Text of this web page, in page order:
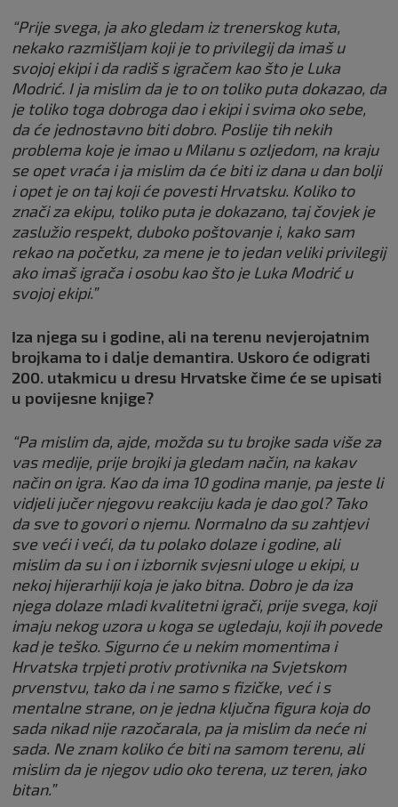
“Prije svega, ja ako gledam iz trenerskog kuta,
nekako razmišljam koji je to privilegij da imaš u
svojoj ekipi i da radiš s igračem kao što je Luka
Modrić. I ja mislim da je to on toliko puta dokazao, da
je toliko toga dobroga dao i ekipi i svima oko sebe,
da će jednostavno biti dobro. Poslije tih nekih
problema koje je imao u Milanu s ozljedom, na kraju
se opet vraća i ja mislim da će biti iz dana u dan bolji
i opet je on taj koji će povesti Hrvatsku. Koliko to
znači za ekipu, toliko puta je dokazano, taj čovjek je
zaslužio respekt, duboko poštovanje i, kako sam
rekao na početku, za mene je to jedan veliki privilegij
ako imaš igrača i osobu kao što je Luka Modrić u
svojoj ekipi.”
Iza njega su i godine, ali na terenu nevjerojatnim
brojkama to i dalje demantira. Uskoro će odigrati
200. utakmicu u dresu Hrvatske čime će se upisati
u povijesne knjige?
“Pa mislim da, ajde, možda su tu brojke sada više za
vas medije, prije brojki ja gledam način, na kakav
način on igra. Kao da ima 10 godina manje, pa jeste li
vidjeli jučer njegovu reakciju kada je dao gol? Tako
da sve to govori o njemu. Normalno da su zahtjevi
sve veći i veći, da tu polako dolaze i godine, ali
mislim da su i on i izbornik svjesni uloge u ekipi, u
nekoj hijerarhiji koja je jako bitna. Dobro je da iza
njega dolaze mladi kvalitetni igrači, prije svega, koji
imaju nekog uzora u koga se ugledaju, koji ih povede
kad je teško. Sigurno će u nekim momentima i
Hrvatska trpjeti protiv protivnika na Svjetskom
prvenstvu, tako da i ne samo s fizičke, već i s
mentalne strane, on je jedna ključna figura koja do
sada nikad nije razočarala, pa ja mislim da neće ni
sada. Ne znam koliko će biti na samom terenu, ali
mislim da je njegov udio oko terena, uz teren, jako
bitan.”